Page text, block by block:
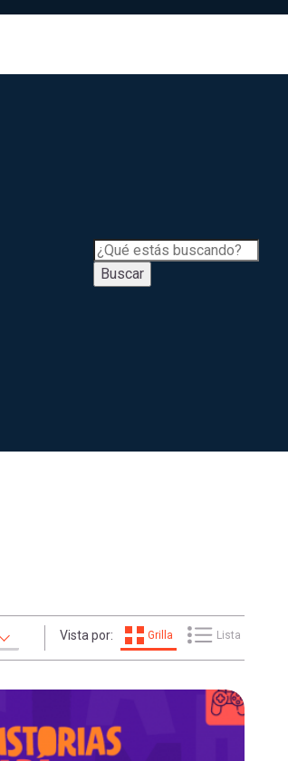
Buscar
Vista por: Grilla Lista